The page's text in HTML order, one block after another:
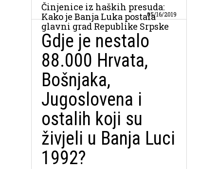
Činjenice iz haških presuda:
Kako je Banja Luka postala
glavni grad Republike Srpske
05/16/2019
Gdje je nestalo
88.000 Hrvata,
Bošnjaka,
Jugoslovena i
ostalih koji su
živjeli u Banja Luci
1992?